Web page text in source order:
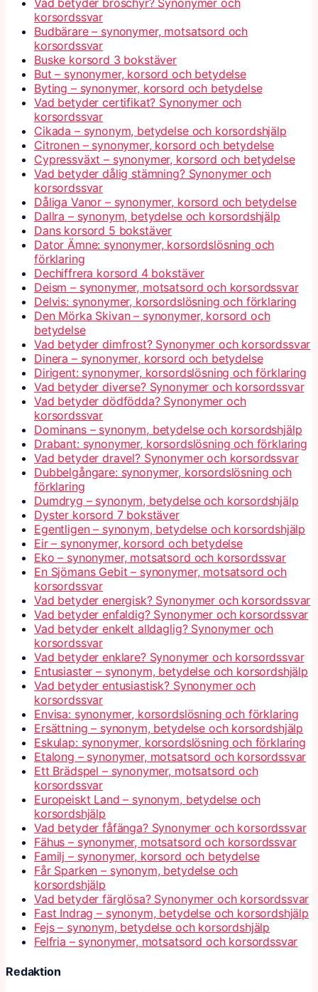
Vad betyder broschyr? Synonymer och
korsordssvar
Budbärare – synonymer, motsatsord och
korsordssvar
Buske korsord 3 bokstäver
But – synonymer, korsord och betydelse
Byting – synonymer, korsord och betydelse
Vad betyder certifikat? Synonymer och
korsordssvar
Cikada – synonym, betydelse och korsordshjälp
Citronen – synonymer, korsord och betydelse
Cypressväxt – synonymer, korsord och betydelse
Vad betyder dålig stämning? Synonymer och
korsordssvar
Dåliga Vanor – synonymer, korsord och betydelse
Dallra – synonym, betydelse och korsordshjälp
Dans korsord 5 bokstäver
Dator Ämne: synonymer, korsordslösning och
förklaring
Dechiffrera korsord 4 bokstäver
Deism – synonymer, motsatsord och korsordssvar
Delvis: synonymer, korsordslösning och förklaring
Den Mörka Skivan – synonymer, korsord och
betydelse
Vad betyder dimfrost? Synonymer och korsordssvar
Dinera – synonymer, korsord och betydelse
Dirigent: synonymer, korsordslösning och förklaring
Vad betyder diverse? Synonymer och korsordssvar
Vad betyder dödfödda? Synonymer och
korsordssvar
Dominans – synonym, betydelse och korsordshjälp
Drabant: synonymer, korsordslösning och förklaring
Vad betyder dravel? Synonymer och korsordssvar
Dubbelgångare: synonymer, korsordslösning och
förklaring
Dumdryg – synonym, betydelse och korsordshjälp
Dyster korsord 7 bokstäver
Egentligen – synonym, betydelse och korsordshjälp
Eir – synonymer, korsord och betydelse
Eko – synonymer, motsatsord och korsordssvar
En Sjömans Gebit – synonymer, motsatsord och
korsordssvar
Vad betyder energisk? Synonymer och korsordssvar
Vad betyder enfaldig? Synonymer och korsordssvar
Vad betyder enkelt alldaglig? Synonymer och
korsordssvar
Vad betyder enklare? Synonymer och korsordssvar
Entusiaster – synonym, betydelse och korsordshjälp
Vad betyder entusiastisk? Synonymer och
korsordssvar
Envisa: synonymer, korsordslösning och förklaring
Ersättning – synonym, betydelse och korsordshjälp
Eskulap: synonymer, korsordslösning och förklaring
Etalong – synonymer, motsatsord och korsordssvar
Ett Brädspel – synonymer, motsatsord och
korsordssvar
Europeiskt Land – synonym, betydelse och
korsordshjälp
Vad betyder fåfänga? Synonymer och korsordssvar
Fähus – synonymer, motsatsord och korsordssvar
Familj – synonymer, korsord och betydelse
Får Sparken – synonym, betydelse och
korsordshjälp
Vad betyder färglösa? Synonymer och korsordssvar
Fast Indrag – synonym, betydelse och korsordshjälp
Fejs – synonym, betydelse och korsordshjälp
Felfria – synonymer, motsatsord och korsordssvar
Redaktion